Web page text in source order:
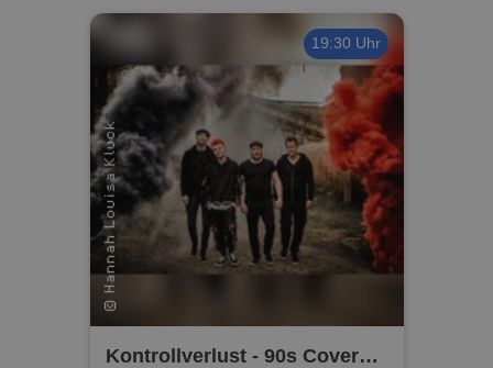
19:30 Uhr
Kontrollverlust - 90s Cover